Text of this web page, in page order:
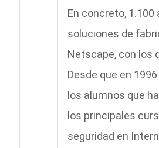
En concreto,
soluciones de
Netscape, con los
Desde que en
los alumnos que
los principales
seguridad en